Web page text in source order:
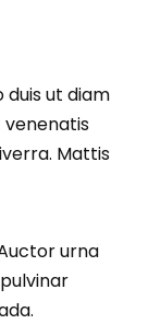
duis ut diam
Mattis
urna